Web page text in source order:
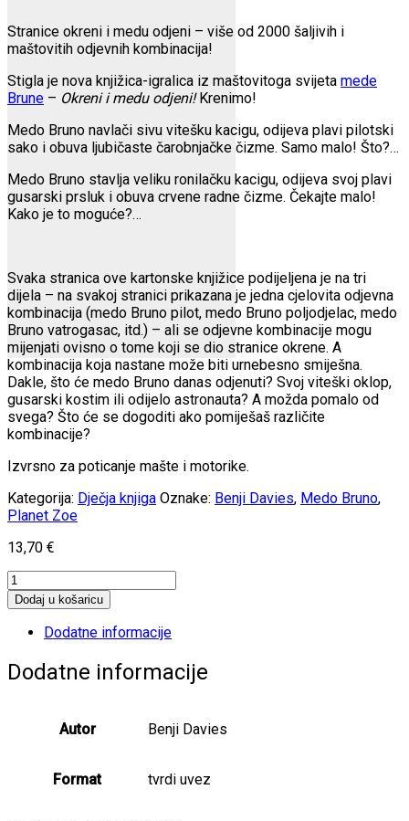
Stranice okreni i medu odjeni – više od 2000 šaljivih i
maštovitih odjevnih kombinacija!
Stigla je nova knjižica-igralica iz maštovitoga svijeta mede
Brune – Okreni i medu odjeni!Krenimo!
Medo Bruno navlači sivu vitešku kacigu, odijeva plavi pilotski
sako i obuva ljubičaste čarobnjačke čizme. Samo malo! Što?…
Medo Bruno stavlja veliku ronilačku kacigu, odijeva svoj plavi
gusarski prsluk i obuva crvene radne čizme. Čekajte malo!
Kako je to moguće?…
Svaka stranica ove kartonske knjižice podijeljena je na tri
dijela – na svakoj stranici prikazana je jedna cjelovita odjevna
kombinacija (medo Bruno pilot, medo Bruno poljodjelac, medo
Bruno vatrogasac, itd.) – ali se odjevne kombinacije mogu
mijenjati ovisno o tome koji se dio stranice okrene. A
kombinacija koja nastane može biti urnebesno smiješna.
Dakle, što će medo Bruno danas odjenuti? Svoj viteški oklop,
gusarski kostim ili odijelo astronauta? A možda pomalo od
svega? Što će se dogoditi ako pomiješaš različite
kombinacije?
Izvrsno za poticanje mašte i motorike.
Kategorija: Dječja knjiga Oznake: Benji Davies, Medo Bruno,
Planet Zoe
13,70 €
Medo
Bruno:
Okreni
odjeni
količina
Dodaj u košaricu
Dodatne informacije
Dodatne informacije
Autor Benji Davies
Format tvrdi uvez